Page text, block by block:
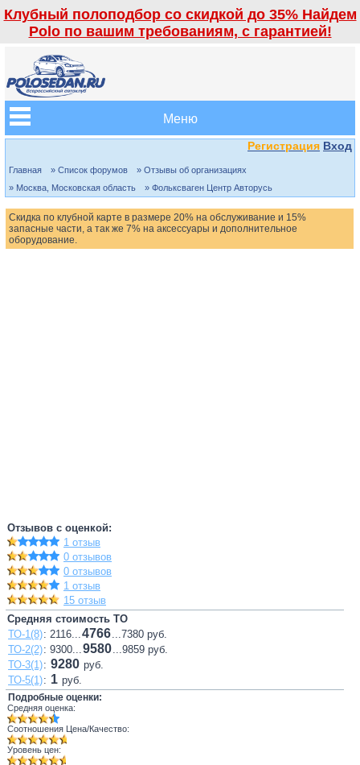
Клубный полоподбор со скидкой до 35% Найдем
Polo по вашим требованиям, с гарантией!
Меню
Регистрация Вход
Главная » Список форумов
» Отзывы об организациях
» Москва, Московская область
» Фольксваген Центр Авторусь
Скидка по клубной карте в размере 20% на обслуживание и 15%
запасные части, а так же 7% на аксессуары и дополнительное
оборудование.
Отзывов с оценкой:
1 отзыв
0 отзывов
0 отзывов
1 отзыв
15 отзыв
Средняя стоимость ТО
ТО-1(8): 2116...4766...7380 руб.
ТО-2(2): 9300...9580...9859 руб.
ТО-3(1): 9280 руб.
ТО-5(1): 1 руб.
Подробные оценки:
Средняя оценка:
Соотношения Цена/Качество:
Уровень цен: